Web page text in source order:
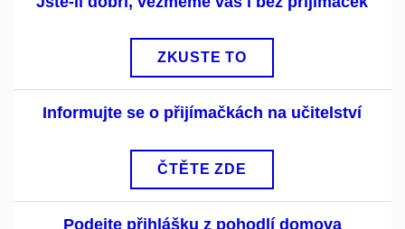
ZKUSTE TO
Informujte se o přijímačkách na učitelství
ČTĚTE ZDE
Podejte přihlášku z pohodlí domova